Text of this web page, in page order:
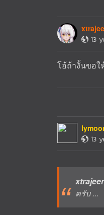
13
โอ้ถ้างั้นขอใ
13
ครับ ...